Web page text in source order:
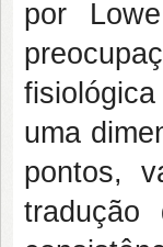
por
uma
pontos,